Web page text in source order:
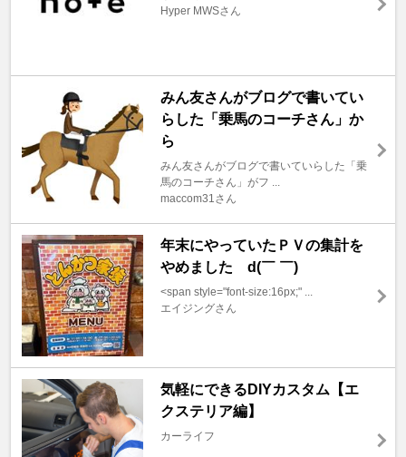
Hyper MWSさん
みん友さんがブログで書いてい
らした「乗馬のコーチさん」か
ら
みん友さんがブログで書いていらした「乗
馬のコーチさん」がフ ...
maccom31さん
年末にやっていたＰＶの集計を
やめました d(￣ ￣)
<span style="font-size:16px;" ...
エイジングさん
気軽にできるDIYカスタム【エ
クステリア編】
カーライフ